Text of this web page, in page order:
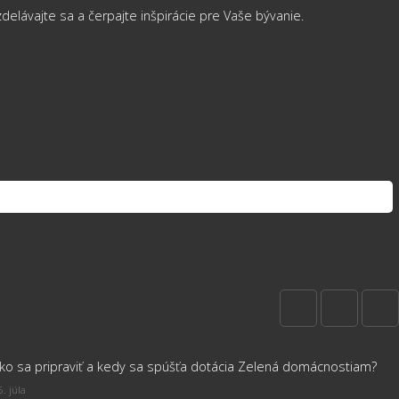
sa a čerpajte inšpirácie pre Vaše bývanie.
sa pripraviť a kedy sa spúšťa dotácia Zelená domácnostiam?
júla